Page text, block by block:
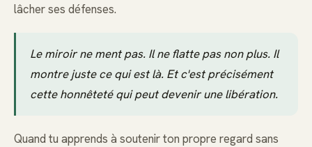
lâcher ses défenses.
Le miroir ne ment pas. Il ne flatte pas non plus. Il
montre juste ce qui est là. Et c'est précisément
cette honnêteté qui peut devenir une libération.
Quand tu apprends à soutenir ton propre regard sans